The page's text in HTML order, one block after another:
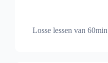
Losse lessen van 60min